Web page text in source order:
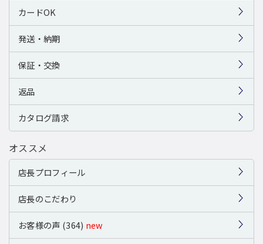
カードOK
発送・納期
保証・交換
返品
カタログ請求
オススメ
店長プロフィール
店長のこだわり
お客様の声 (364) new